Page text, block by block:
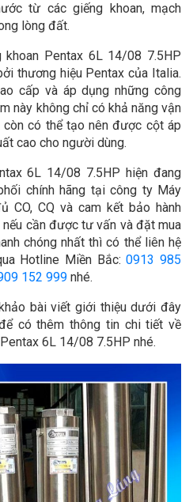
từ các giếng khoan, mạch
lòng đất.
khoan Pentax 6L 14/08 7.5HP
thương hiệu Pentax của Italia.
cấp và áp dụng những công
này không chỉ có khả năng vận
còn có thể tạo nên được cột áp
cao cho người dùng.
6L 14/08 7.5HP hiện đang
chính hãng tại công ty Máy
CO, CQ và cam kết bảo hành
nếu cần được tư vấn và đặt mua
chóng nhất thì có thể liên hệ
Hotline Miền Bắc:0913 985
152 999 nhé.
bài viết giới thiệu dưới đây
có thêm thông tin chi tiết về
6L 14/08 7.5HP nhé.